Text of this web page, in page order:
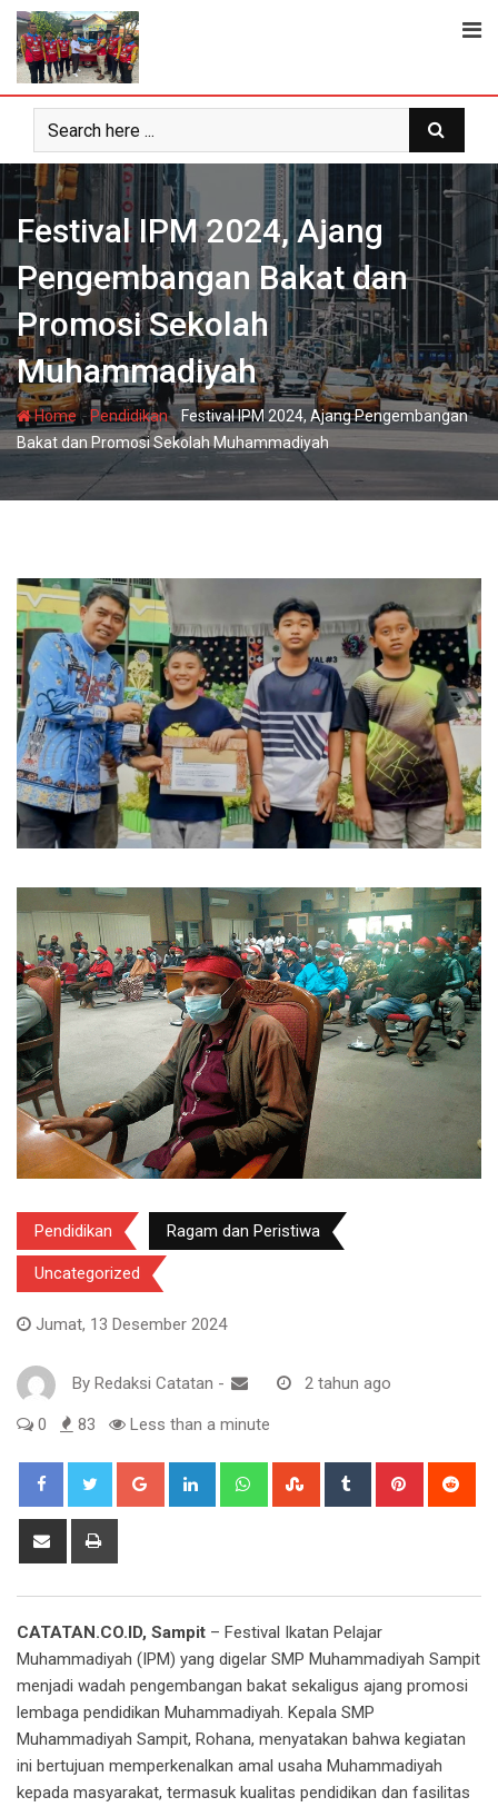
Skip
content
Festival IPM 2024, Ajang
Pengembangan Bakat dan
Promosi Sekolah
Muhammadiyah
Home-Pendidikan- Festival IPM 2024, Ajang Pengembangan
Bakat dan Promosi Sekolah Muhammadiyah
Pendidikan Ragam dan Peristiwa
Uncategorized
Jumat, 13 Desember 2024
By Redaksi Catatan - 2 tahun ago
0 83 Less than a minute
Google+ LinkedIn WhatsappStumbleUpon
Tumblr Pinterest
Share
CATATAN.CO.ID, Sampit – Festival Ikatan Pelajar
Muhammadiyah (IPM) yang digelar SMP Muhammadiyah Sampit
menjadi wadah pengembangan bakat sekaligus ajang promosi
lembaga pendidikan Muhammadiyah. Kepala SMP
Muhammadiyah Sampit, Rohana, menyatakan bahwa kegiatan
ini bertujuan memperkenalkan amal usaha Muhammadiyah
kepada masyarakat, termasuk kualitas pendidikan dan fasilitas